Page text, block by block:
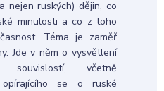
nejen ruských) dějin, co
minulosti a co z toho
Téma je zaměř
Jde v něm o vysvětlení
souvislostí, včetně
opírajícího se o ruské